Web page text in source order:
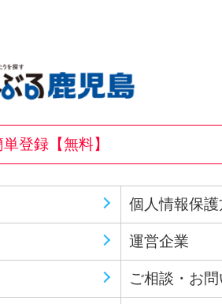
登録【無料】
個人情報保
運営企業
ご相談・お